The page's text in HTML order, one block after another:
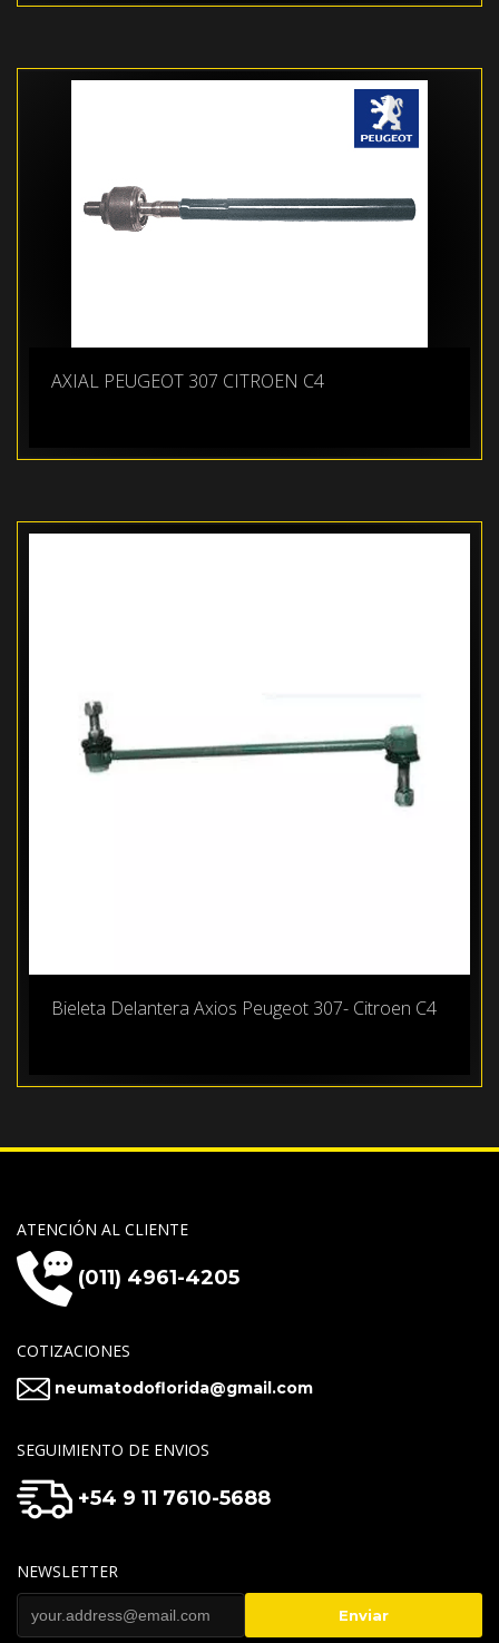
AXIAL PEUGEOT 307 CITROEN C4
Bieleta Delantera Axios Peugeot 307- Citroen C4
ATENCIÓN AL CLIENTE
(011) 4961-4205
COTIZACIONES
neumatodoflorida@gmail.com
SEGUIMIENTO DE ENVIOS
+54 9 11 7610-5688
NEWSLETTER